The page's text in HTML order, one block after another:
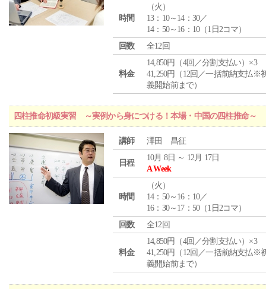
時間
（火 ）
13：10～14：30／
14：50～16：10（1日2コマ）
回数
全12回
料金
14,850円（4回／分割支払い）×3
41,250円（12回／一括前納支払※
義開始前まで）
四柱推命初級実習 ～実例から身につける！本場・中国の四柱推命～
講師 澤田 昌征
日程
10月 8日 ～ 12月 17日
A Week
時間
（火 ）
14：50～16：10／
16：30～17：50（1日2コマ）
回数
全12回
料金
14,850円（4回／分割支払い）×3
41,250円（12回／一括前納支払※
義開始前まで）